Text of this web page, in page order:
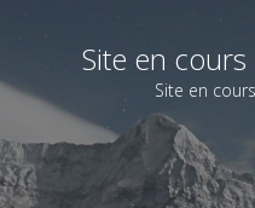
Site en
Site en